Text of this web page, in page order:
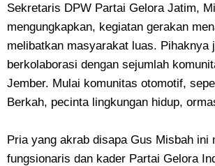
Sekretaris DPW Partai Gelora Jatim,
mengungkapkan, kegiatan gerakan
melibatkan masyarakat luas. Pihaknya
berkolaborasi dengan sejumlah
Jember. Mulai komunitas otomotif,
Berkah, pecinta lingkungan hidup,
Pria yang akrab disapa Gus Misbah ini
fungsionaris dan kader Partai Gelora